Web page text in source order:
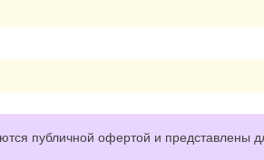
публичной офертой и представлены